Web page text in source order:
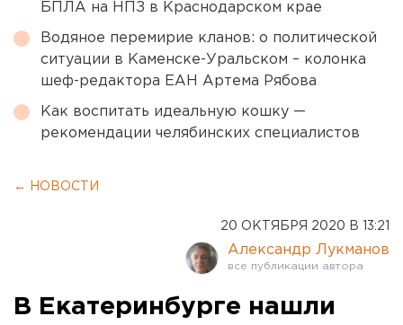
БПЛА на НПЗ в Краснодарском крае
Водяное перемирие кланов: о политической
ситуации в Каменске-Уральском – колонка
шеф-редактора ЕАН Артема Рябова
Как воспитать идеальную кошку —
рекомендации челябинских специалистов
← НОВОСТИ
20 ОКТЯБРЯ 2020 В 13:21
Александр Лукманов
В Екатеринбурге нашли